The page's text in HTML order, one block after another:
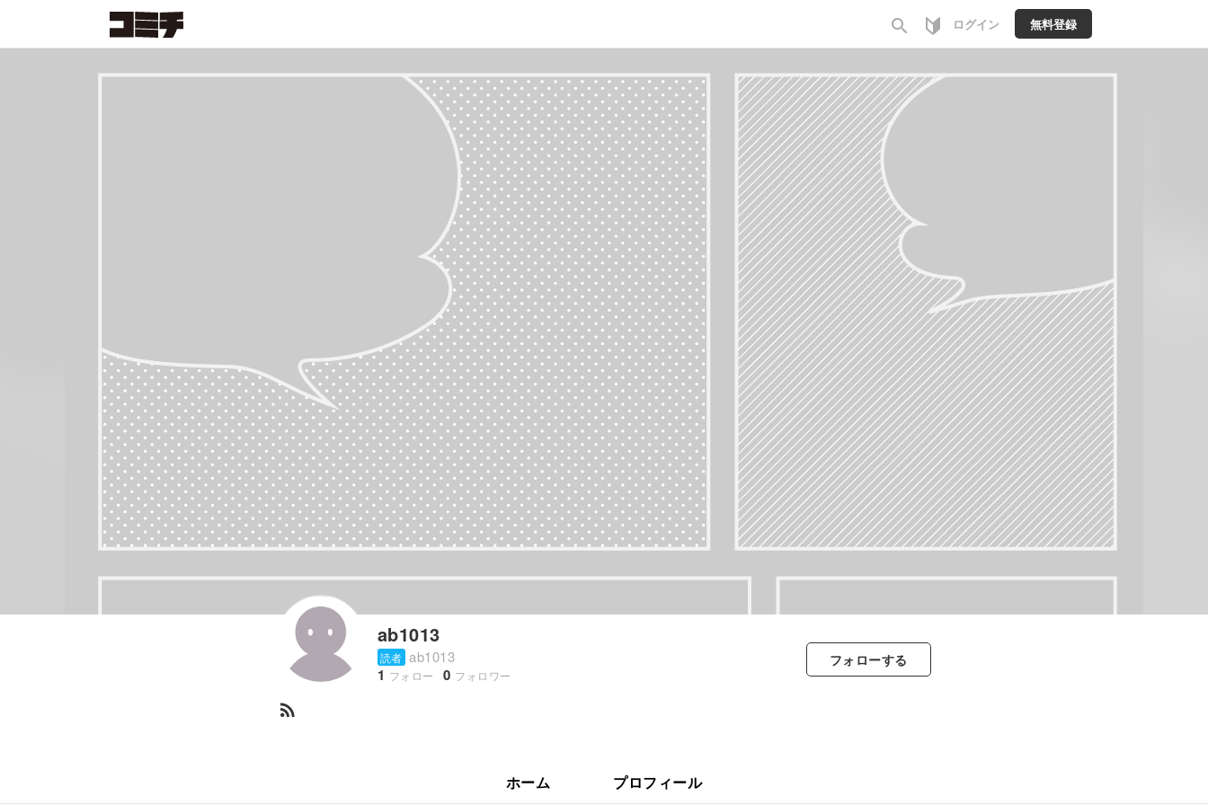
search ログイン 無料登録
ab1013
読者 ab1013
1 フォロー 0 フォロワー
フォローする
rss_feed
ホーム プロフィール